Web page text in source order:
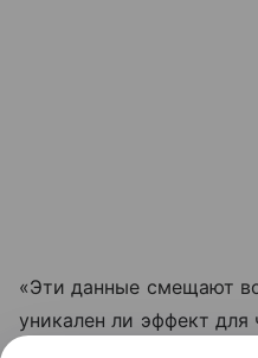
«Эти данные смещают
уникален ли эффект для